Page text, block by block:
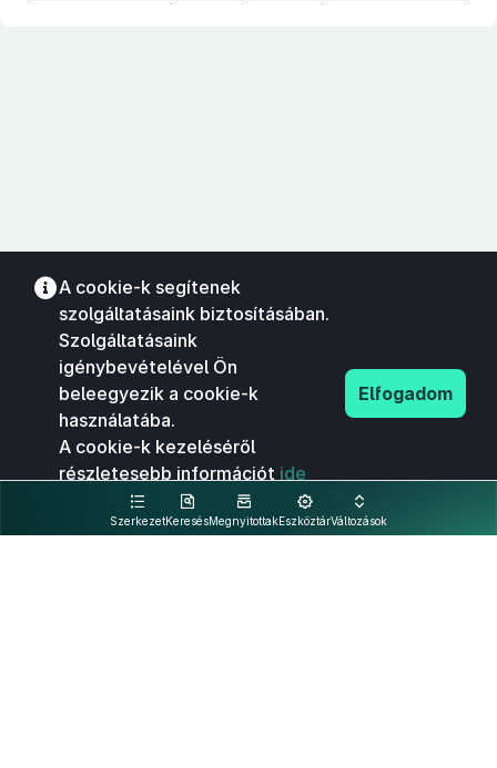
SzerkezetKeresésMegnyitottakEszköztárVáltozások
A cookie-k segítenek
szolgáltatásaink biztosításában.
Szolgáltatásaink
igénybevételével Ön
beleegyezik a cookie-k
használatába.
A cookie-k kezeléséről
részletesebb információt ide
kattintva olvashat.
Elfogadom